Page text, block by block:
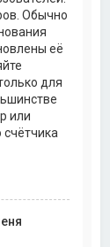
Обычно
её
для
или